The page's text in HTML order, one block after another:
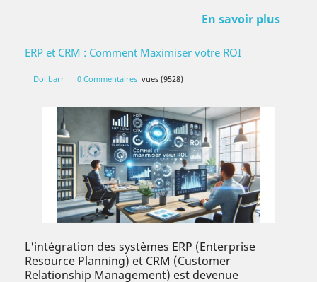
En savoir plus
ERP et CRM : Comment Maximiser votre ROI
Dolibarr 0 Commentaires vues (9528)
L'intégration des systèmes ERP (Enterprise
Resource Planning) et CRM (Customer
Relationship Management) est devenue